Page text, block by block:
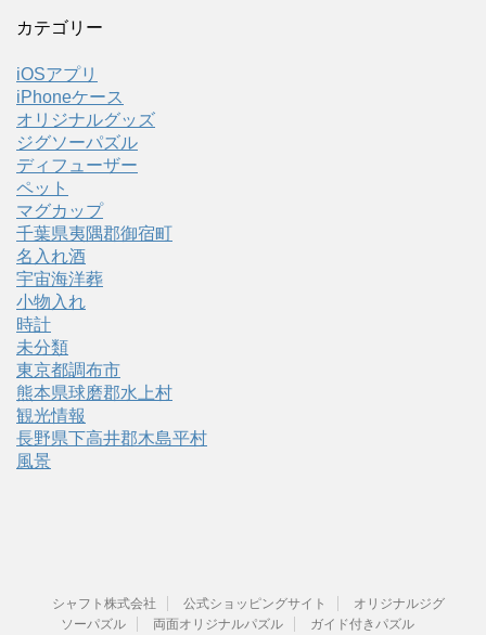
カテゴリー
iOSアプリ
iPhoneケース
オリジナルグッズ
ジグソーパズル
ディフューザー
ペット
マグカップ
千葉県夷隅郡御宿町
名入れ酒
宇宙海洋葬
小物入れ
時計
未分類
東京都調布市
熊本県球磨郡水上村
観光情報
長野県下高井郡木島平村
風景
シャフト株式会社 公式ショッピングサイト
オリジナルジグ
ソーパズル
両面オリジナルパズル ガイド付きパズル